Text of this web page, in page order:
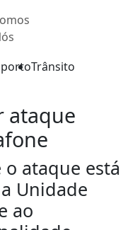
Trânsito
ataque
ataque está
Unidade
ao